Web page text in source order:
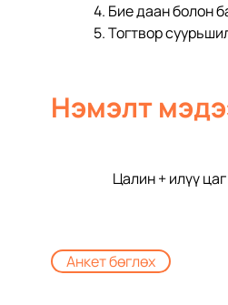
4. Бие даан болон
5. Тогтвор
Нэмэлт
Цалин + илүү цаг
Анкет бөглөх